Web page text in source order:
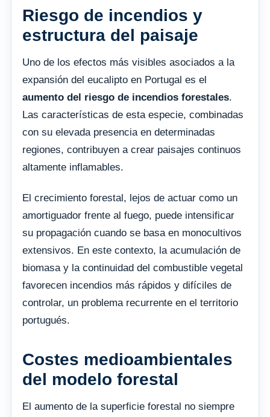
Riesgo de incendios y
estructura del paisaje
Uno de los efectos más visibles asociados a la
expansión del eucalipto en Portugal es el
aumento del riesgo de incendios forestales.
Las características de esta especie, combinadas
con su elevada presencia en determinadas
regiones, contribuyen a crear paisajes continuos
altamente inflamables.
El crecimiento forestal, lejos de actuar como un
amortiguador frente al fuego, puede intensificar
su propagación cuando se basa en monocultivos
extensivos. En este contexto, la acumulación de
biomasa y la continuidad del combustible vegetal
favorecen incendios más rápidos y difíciles de
controlar, un problema recurrente en el territorio
portugués.
Costes medioambientales
del modelo forestal
El aumento de la superficie forestal no siempre